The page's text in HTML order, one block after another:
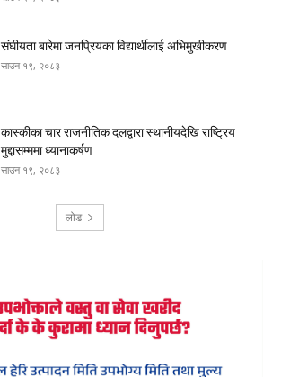
संघीयता बारेमा जनप्रियका विद्यार्थीलाई अभिमुखीकरण
साउन १९, २०८३
कास्कीका चार राजनीतिक दलद्वारा स्थानीयदेखि राष्ट्रिय
मुद्दासम्ममा ध्यानाकर्षण
साउन १९, २०८३
लोड